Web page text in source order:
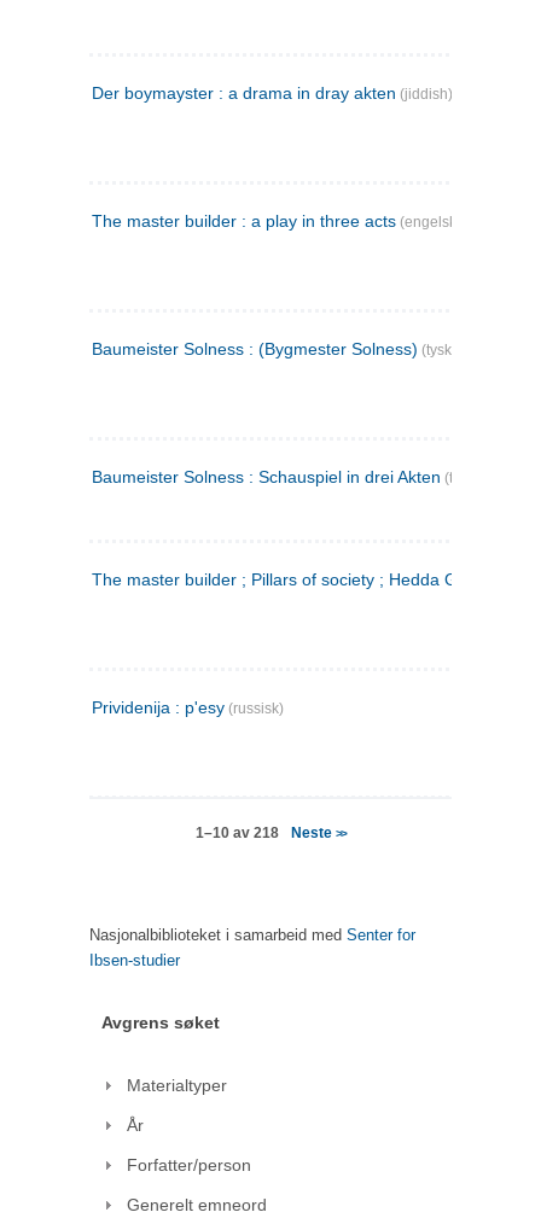
Der boymayster : a drama in dray akten (jiddish)
The master builder : a play in three acts (engelsk)
Baumeister Solness : (Bygmester Solness) (tysk)
Baumeister Solness : Schauspiel in drei Akten (tysk)
The master builder ; Pillars of society ; Hedda Gabler
Prividenija : p'esy (russisk)
1–10 av 218 Neste >>
Nasjonalbiblioteket i samarbeid med Senter for
Ibsen-studier
Avgrens søket
Materialtyper
År
Forfatter/person
Generelt emneord